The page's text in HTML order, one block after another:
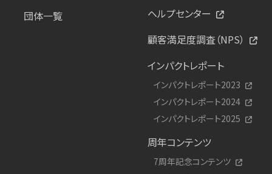
団体一覧
ヘルプセンター
顧客満足度調査（NPS）
インパクトレポート
インパクトレポート2023
インパクトレポート2024
インパクトレポート2025
周年コンテンツ
7周年記念コンテンツ